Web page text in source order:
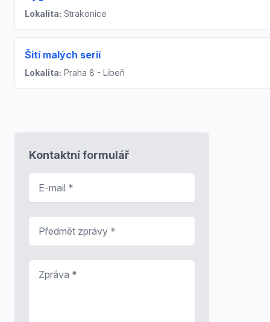
Lokalita: Strakonice
Šití malých serií
Lokalita: Praha 8 - Libeň
Kontaktní formulář